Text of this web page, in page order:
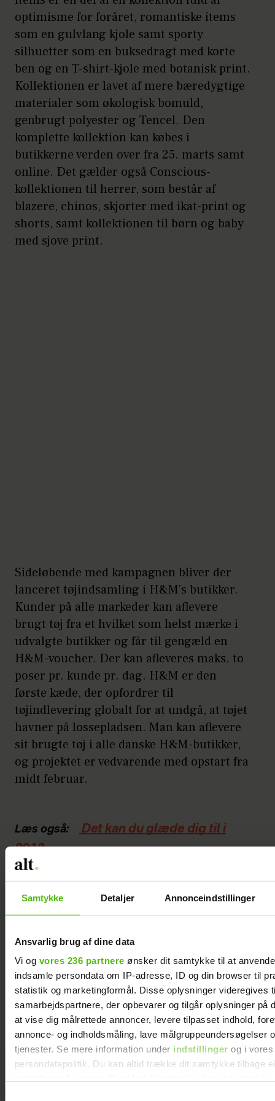
Samtykke Detaljer Annonceindstillinger
Ansvarlig brug af dine data
Vi og vores 236 partnere ønsker dit samtykke til at
indsamle persondata om IP-adresse, ID og din browser til
statistik og marketingformål. Disse oplysninger videregives
samarbejdspartnere, der opbevarer og tilgår oplysninger på
at vise dig målrettede annoncer, levere tilpasset indhold,
annonce- og indholdsmåling, lave målgruppeundersøgelser
tjenester. Se mere information under indstillinger og i vores
persondatapolitik. Du kan altid trække dit samtykke tilbage
optimisme for foråret, romantiske items
som en gulvlang kjole samt sporty
silhuetter som en buksedragt med korte
ben og en T-shirt-kjole med botanisk print.
Kollektionen er lavet af mere bæredygtige
materialer som økologisk bomuld,
genbrugt polyester og Tencel. Den
komplette kollektion kan købes i
butikkerne verden over fra 25. marts samt
online. Det gælder også Conscious-
kollektionen til herrer, som består af
blazere, chinos, skjorter med ikat-print og
shorts, samt kollektionen til børn og baby
med sjove print.
Sideløbende med kampagnen bliver der
lanceret tøjindsamling i H&M’s butikker.
Kunder på alle markeder kan aflevere
brugt tøj fra et hvilket som helst mærke i
udvalgte butikker og får til gengæld en
H&M-voucher. Der kan afleveres maks. to
poser pr. kunde pr. dag. H&M er den
første kæde, der opfordrer til
tøjindlevering globalt for at undgå, at tøjet
havner på lossepladsen. Man kan aflevere
sit brugte tøj i alle danske H&M-butikker,
og projektet er vedvarende med opstart fra
midt februar.
Læs også:
Det kan du glæde dig til i
2013
EUROWOMAN
Nomineret til årets Guldknap: ”Vi
følger med tiden, men uden at lade os